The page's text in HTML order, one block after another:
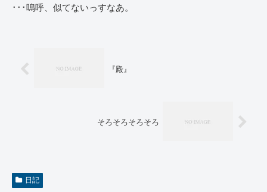
･･･嗚呼、似てないっすなあ。
『殿』
そろそろそろそろ
日記